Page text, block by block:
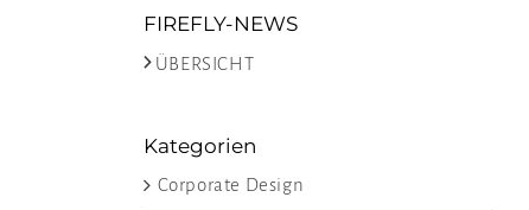
FIREFLY-NEWS
>ÜBERSICHT
Kategorien
Corporate Design